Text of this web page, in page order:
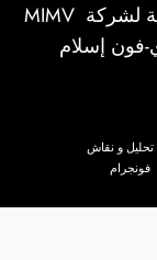
MIMV
فون إسلام
تحليل و نقاش
فونجرام